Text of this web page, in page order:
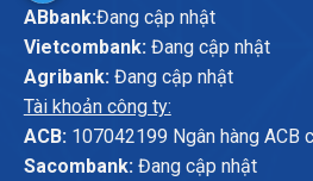
ABbank:Đang cập nhật
Vietcombank:Đang cập nhật
Agribank:Đang cập nhật
Tài khoản công ty:
ACB:107042199 Ngân hàng ACB
Sacombank:Đang cập nhật